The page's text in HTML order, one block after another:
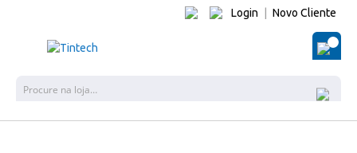
Login Novo Cliente
O